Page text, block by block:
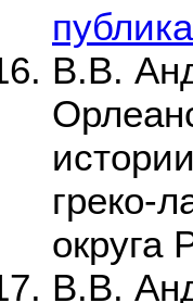
В.В.
греко-
В.В.